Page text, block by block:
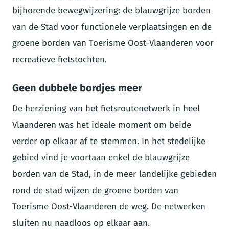
bijhorende bewegwijzering: de blauwgrijze borden
van de Stad voor functionele verplaatsingen en de
groene borden van Toerisme Oost-Vlaanderen voor
recreatieve fietstochten.
Geen dubbele bordjes meer
De herziening van het fietsroutenetwerk in heel
Vlaanderen was het ideale moment om beide
verder op elkaar af te stemmen. In het stedelijke
gebied vind je voortaan enkel de blauwgrijze
borden van de Stad, in de meer landelijke gebieden
rond de stad wijzen de groene borden van
Toerisme Oost-Vlaanderen de weg. De netwerken
sluiten nu naadloos op elkaar aan.